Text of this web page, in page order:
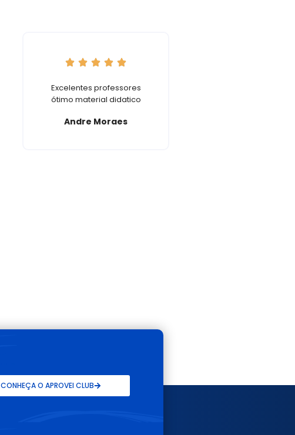
Excelentes professores
ótimo material didatico
Andre Moraes
CONHEÇA O APROVEI CLUB